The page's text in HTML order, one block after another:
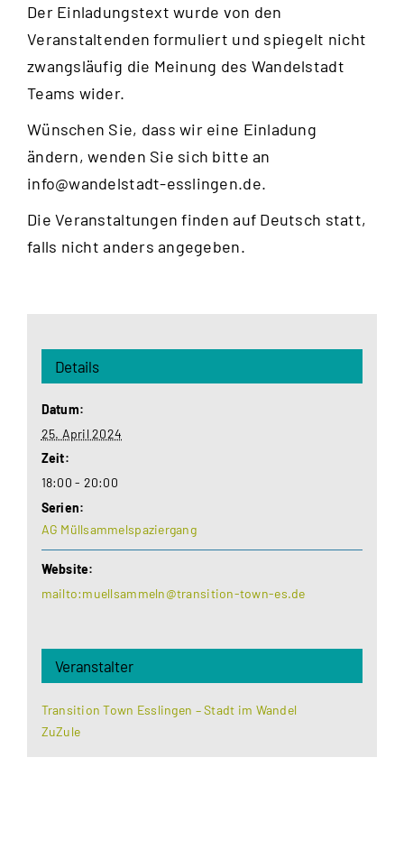
Der Einladungstext wurde von den
Veranstaltenden formuliert und spiegelt nicht
zwangsläufig die Meinung des Wandelstadt
Teams wider.
Wünschen Sie, dass wir eine Einladung
ändern, wenden Sie sich bitte an
info@wandelstadt-esslingen.de.
Die Veranstaltungen finden auf Deutsch statt,
falls nicht anders angegeben.
Details
Datum:
25. April 2024
Zeit:
18:00 - 20:00
Serien:
AG Müllsammelspaziergang
Website:
mailto:muellsammeln@transition-town-es.de
Veranstalter
Transition Town Esslingen – Stadt im Wandel
ZuZule